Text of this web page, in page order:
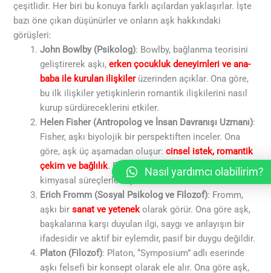
çeşitlidir. Her biri bu konuya farklı açılardan yaklaşırlar. İşte
bazı öne çıkan düşünürler ve onların aşk hakkındaki
görüşleri:
John Bowlby (Psikolog): Bowlby, bağlanma teorisini
geliştirerek aşkı,erken çocukluk deneyimleri ve ana-
baba ile kurulan ilişkiler üzerinden açıklar. Ona göre,
bu ilk ilişkiler yetişkinlerin romantik ilişkilerini nasıl
kurup sürdüreceklerini etkiler.
Helen Fisher (Antropolog ve İnsan Davranışı Uzmanı):
Fisher, aşkı biyolojik bir perspektiften inceler. Ona
göre, aşk üç aşamadan oluşur:cinsel istek, romantik
çekim ve bağlılık. Bu aşamalar beyindeki farklı
kimyasal süreçlerle ilişkilidir.
Erich Fromm (Sosyal Psikolog ve Filozof): Fromm,
aşkı birsanat ve yetenekolarak görür. Ona göre aşk,
başkalarına karşı duyulan ilgi, saygı ve anlayışın bir
ifadesidir ve aktif bir eylemdir, pasif bir duygu değildir.
Platon (Filozof): Platon, “Symposium” adlı eserinde
aşkı felsefi bir konsept olarak ele alır. Ona göre aşk,
Nasıl yardımcı olabilirim?